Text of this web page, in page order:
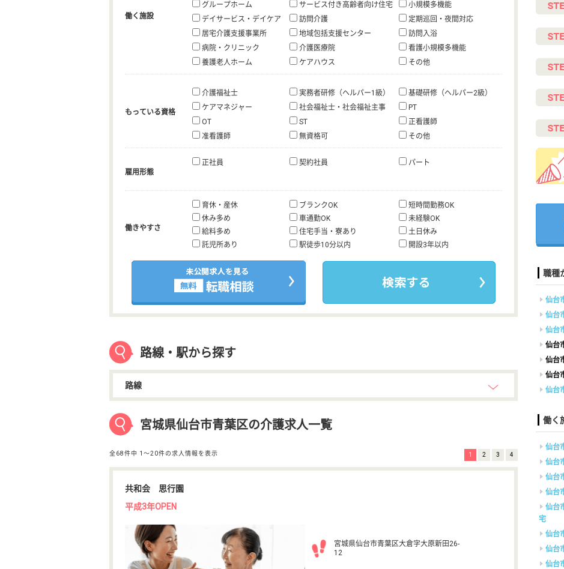
働く施設
グループホーム
サービス付き高齢者向け住宅
小規模多機能
デイサービス・デイケア
訪問介護
定期巡回・夜間対応
居宅介護支援事業所
地域包括支援センター
訪問入浴
病院・クリニック
介護医療院
看護小規模多機能
養護老人ホーム
ケアハウス その他
もっている資格
介護福祉士 実務者研修（ヘルパー1級）
基礎研修（ヘルパー2級）
ケアマネジャー
社会福祉士・社会福祉主事
PT
OT
ST
正看護師
准看護師
無資格可 その他
雇用形態
正社員 契約社員 パート
働きやすさ
育休・産休 ブランクOK
短時間勤務OK
休み多め
車通勤OK
未経験OK
給料多め
住宅手当・寮あり
土日休み
託児所あり
駅徒歩10分以内 開設3年以内
路線・駅から探す
路線
宮城県仙台市青葉区の介護求人一覧
全68件中 1〜20件の求人情報を表示 1 2 3 4
共和会 思行園
平成3年OPEN
宮城県仙台市青葉区大倉字大原新田26-
12
職種
仙台
仙台
仙台
仙台
仙台
仙台
仙台
働く
仙台
仙台
仙台
仙台
仙台
宅
仙台
仙台
仙台